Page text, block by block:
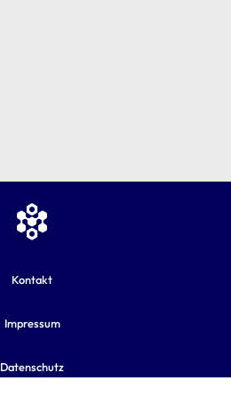
Kontakt
Impressum
Datenschutz